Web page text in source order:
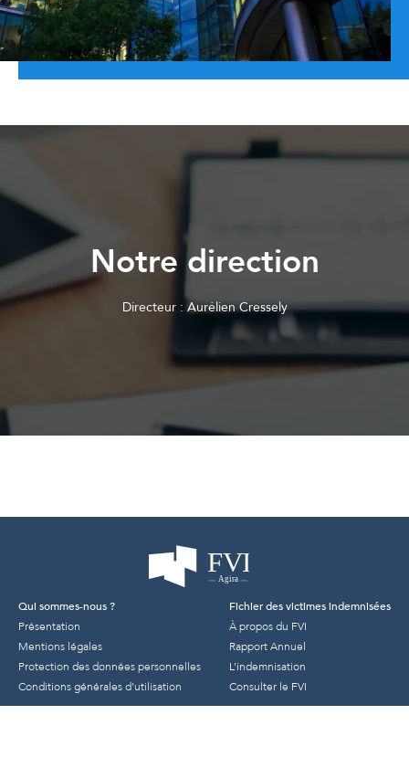
Notre direction
Directeur : Aurélien Cressely
Qui sommes-nous ?
Présentation
Mentions légales
Protection des données personnelles
Conditions générales d’utilisation
Fichier des victimes indemnisées
À propos du FVI
Rapport Annuel
L’indemnisation
Consulter le FVI